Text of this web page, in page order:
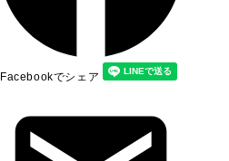
Facebookでシェア